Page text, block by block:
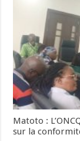
Matoto :
sur la